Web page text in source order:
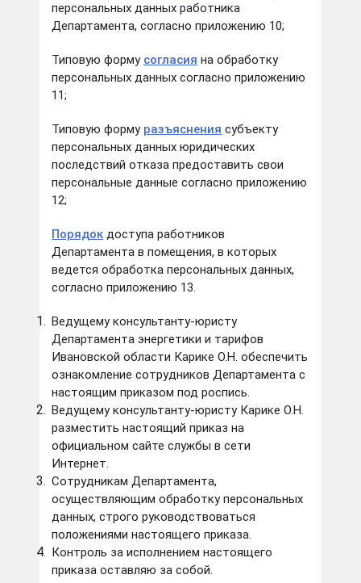
персональных данных работника
Департамента, согласно приложению 10;
Типовую форму согласия на обработку
персональных данных согласно приложению
11;
Типовую форму разъяснения субъекту
персональных данных юридических
последствий отказа предоставить свои
персональные данные согласно приложению
12;
Порядок доступа работников
Департамента в помещения, в которых
ведется обработка персональных данных,
согласно приложению 13.
Ведущему консультанту-юристу
Департамента энергетики и тарифов
Ивановской области Карике О.Н. обеспечить
ознакомление сотрудников Департамента с
настоящим приказом под роспись.
Ведущему консультанту-юристу Карике О.Н.
разместить настоящий приказ на
официальном сайте службы в сети
Интернет.
Сотрудникам Департамента,
осуществляющим обработку персональных
данных, строго руководствоваться
положениями настоящего приказа.
Контроль за исполнением настоящего
приказа оставляю за собой.